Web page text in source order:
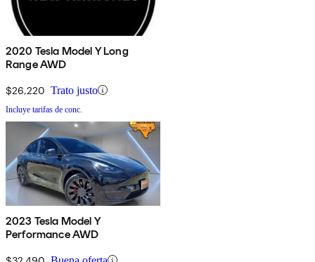
2020 Tesla Model Y Long
Range AWD
$26,220 Trato justo
Incluye tarifas de conc.
2023 Tesla Model Y
Performance AWD